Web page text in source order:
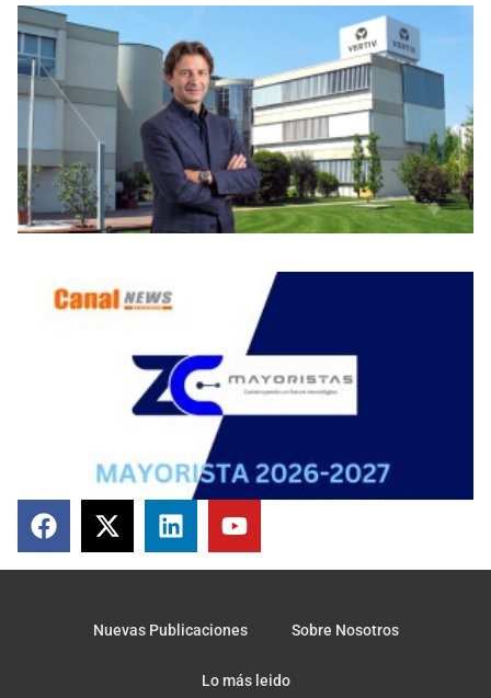
Nuevas Publicaciones Sobre Nosotros
Lo más leido